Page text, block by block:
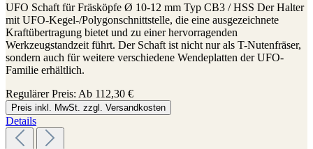
UFO Schaft für Fräsköpfe Ø 10-12 mm Typ CB3 / HSS Der Halter
mit UFO-Kegel-/Polygonschnittstelle, die eine ausgezeichnete
Kraftübertragung bietet und zu einer hervorragenden
Werkzeugstandzeit führt. Der Schaft ist nicht nur als T-Nutenfräser,
sondern auch für weitere verschiedene Wendeplatten der UFO-
Familie erhältlich.
Regulärer Preis: Ab 112,30 €
Preis inkl. MwSt. zzgl. Versandkosten
Details